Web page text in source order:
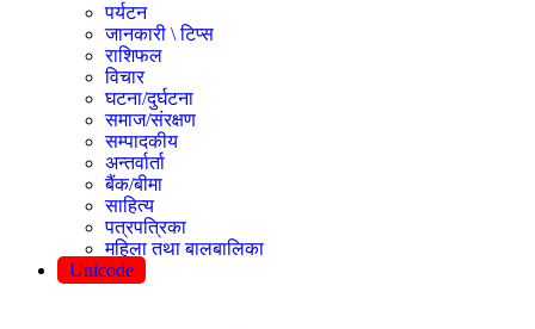
पर्यटन
जानकारी \ टिप्स
राशिफल
विचार
घटना/दुर्घटना
समाज/संरक्षण
सम्पादकीय
अन्तर्वार्ता
बैंक/बीमा
साहित्य
पत्रपत्रिका
महिला तथा बालबालिका
Unicode